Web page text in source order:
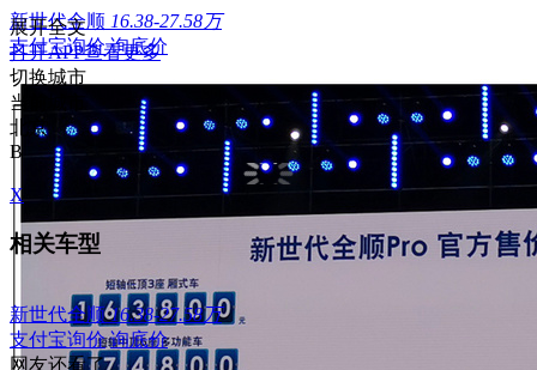
新世代全顺 16.38-27.58万
支付宝询价 询底价
展开全文
打开APP查看更多
切换城市
当前城市
北京
B
X
相关车型
新世代全顺 16.38-27.58万
支付宝询价 询底价
网友还看了